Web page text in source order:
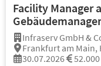
Facility Manager
Infraserv GmbH &
Frankfurt am Main,
30.07.2026